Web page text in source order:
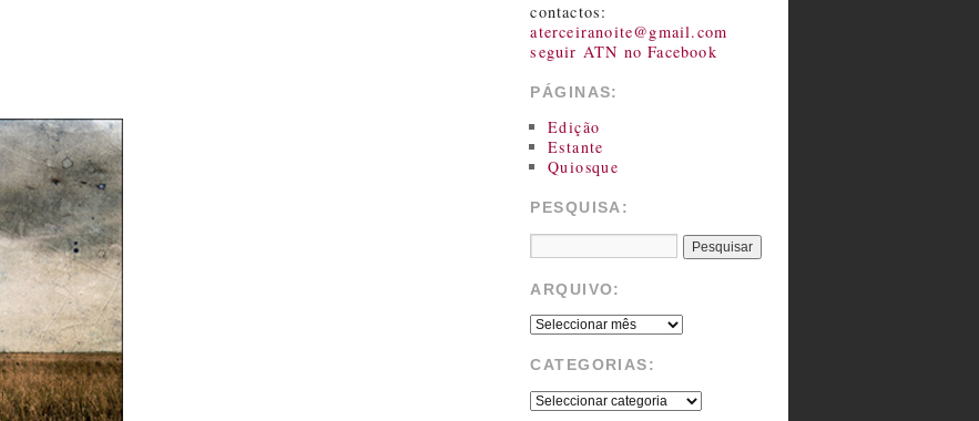
contactos:
aterceiranoite@gmail.com
seguir ATN no Facebook
PÁGINAS:
Edição
Estante
Quiosque
PESQUISA:
ARQUIVO:
CATEGORIAS: